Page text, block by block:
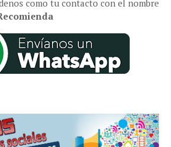
como tu contacto con el nombre